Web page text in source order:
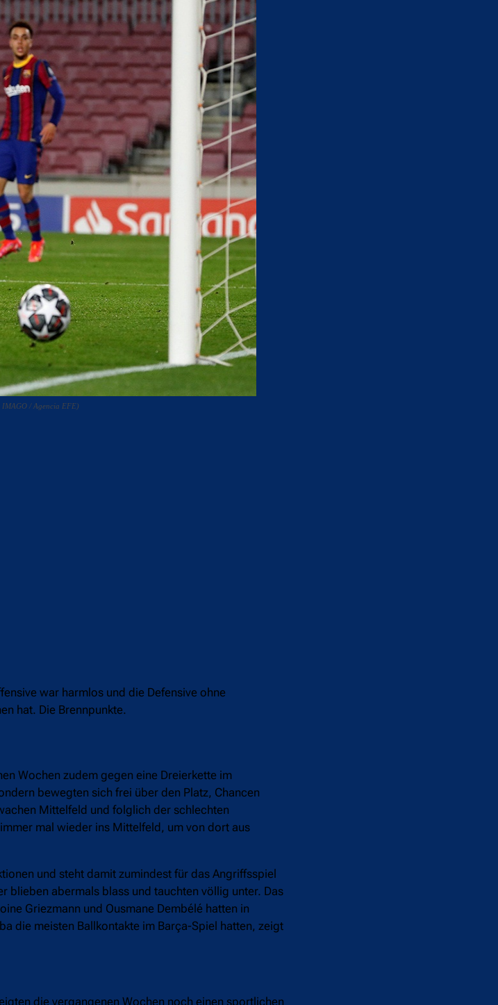
IMAGO / Agencia EFE)
war harmlos und die Defensive ohne
hat. Die Brennpunkte.
Wochen zudem gegen eine Dreierkette im
bewegten sich frei über den Platz, Chancen
Mittelfeld und folglich der schlechten
mal wieder ins Mittelfeld, um von dort aus
und steht damit zumindest für das Angriffsspiel
blieben abermals blass und tauchten völlig unter. Das
Griezmann und Ousmane Dembélé hatten in
die meisten Ballkontakte im Barça-Spiel hatten, zeigt
die vergangenen Wochen noch einen sportlichen